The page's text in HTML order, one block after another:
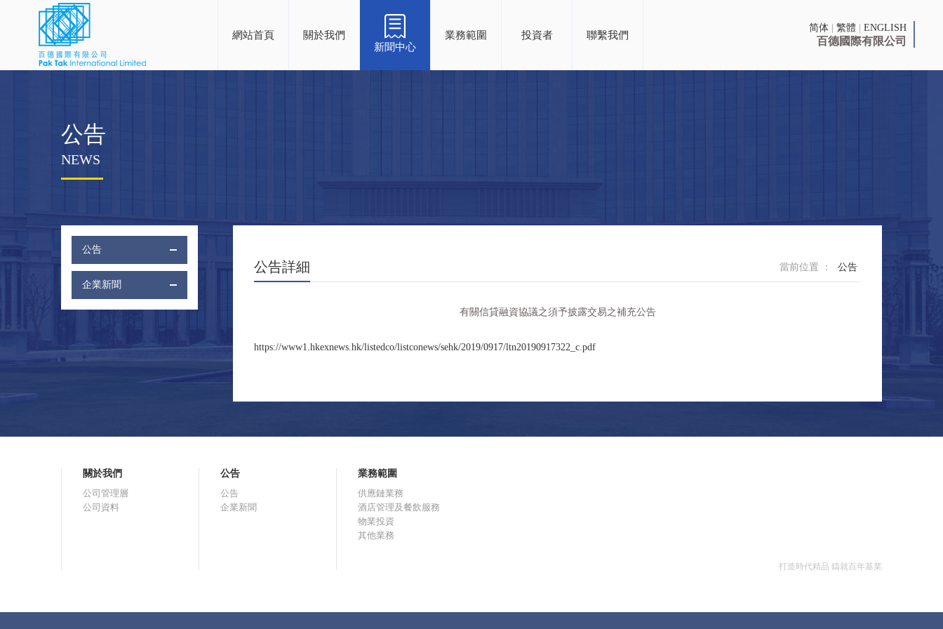
網站首頁
關於我們
新聞中心
業務範圍 投資者 聯繫我們
简体 繁體 ENGLISH
百德國際有限公司
公告
NEWS
公告
企業新聞
公告詳細 當前位置 ： 公告
有關信貸融資協議之須予披露交易之補充公告
https://www1.hkexnews.hk/listedco/listconews/sehk/2019/0917/ltn20190917322_c.pdf
打造時代精品 鑄就百年基業
關於我們
公司管理層
公司資料
公告
公告
企業新聞
業務範圍
供應鏈業務
酒店管理及餐飲服務
物業投資
其他業務